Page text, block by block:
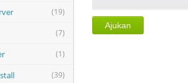
(19)
(7)
(1)
(39)